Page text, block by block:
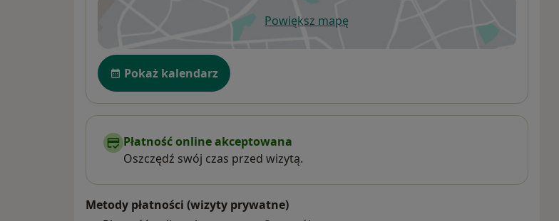
Powiększ mapęotwiera się w nowej karcie
Dostępność
Pokaż kalendarz
Płatność online akceptowana
Oszczędź swój czas przed wizytą.
Metody płatności (wizyty prywatne)